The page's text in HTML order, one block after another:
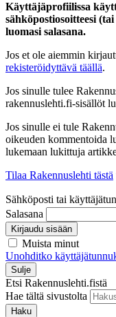
Käyttäjäprofiilissa
sähköpostiosoitteesi
luomasi salasana.
Jos et ole aiemmin
rekisteröidyttävä täällä.
Jos sinulle tulee
rakennuslehti.fi-sisällöt
Jos sinulle ei tule
oikeuden kommentoida
lukemaan lukittuja
Tilaa Rakennuslehti tästä
Sähköposti tai
Salasana
Kirjaudu sisään
Muista minut
Unohditko
Sulje
Etsi Rakennuslehti.fistä
Hae tältä sivustolta
Haku